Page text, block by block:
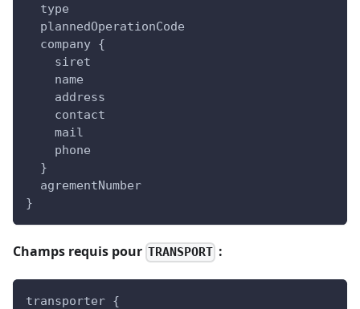
  type
  plannedOperationCode
  company {
    siret
    name
    address
    contact
    mail
    phone
  }
  agrementNumber
}
Champs requis pour TRANSPORT :
transporter {